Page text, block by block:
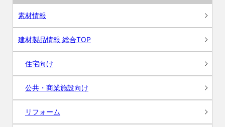
素材情報
建材製品情報 総合TOP
住宅向け
公共・商業施設向け
リフォーム